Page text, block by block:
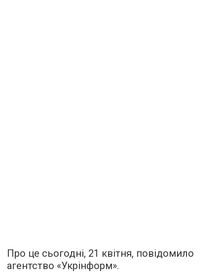
Про це сьогодні, 21 квітня, повідомило
агентство «Укрінформ».